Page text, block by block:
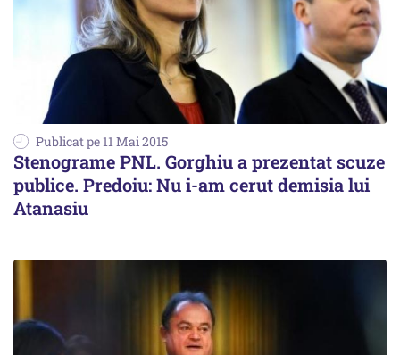
Publicat pe 11 Mai 2015
Stenograme PNL. Gorghiu a prezentat scuze
publice. Predoiu: Nu i-am cerut demisia lui
Atanasiu